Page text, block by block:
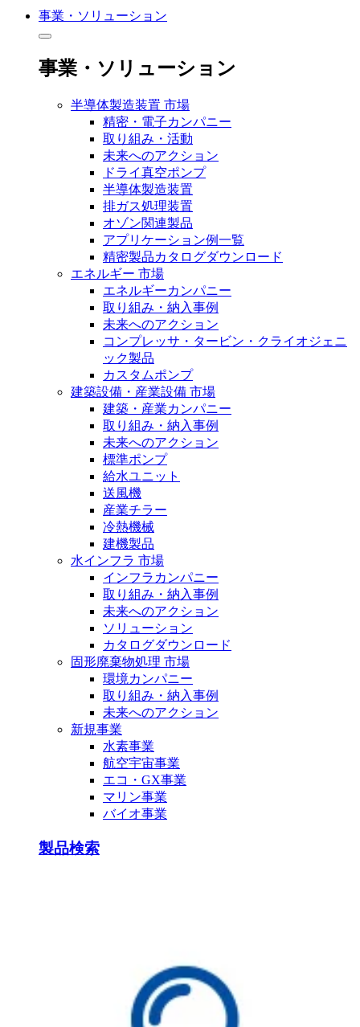
事業・ソリューション
事業・ソリューション
半導体製造装置 市場
精密・電子カンパニー
取り組み・活動
未来へのアクション
ドライ真空ポンプ
半導体製造装置
排ガス処理装置
オゾン関連製品
アプリケーション例一覧
精密製品カタログダウンロード
エネルギー 市場
エネルギーカンパニー
取り組み・納入事例
未来へのアクション
コンプレッサ・タービン・クライオジェニ
ック製品
カスタムポンプ
建築設備・産業設備 市場
建築・産業カンパニー
取り組み・納入事例
未来へのアクション
標準ポンプ
給水ユニット
送風機
産業チラー
冷熱機械
建機製品
水インフラ 市場
インフラカンパニー
取り組み・納入事例
未来へのアクション
ソリューション
カタログダウンロード
固形廃棄物処理 市場
環境カンパニー
取り組み・納入事例
未来へのアクション
新規事業
水素事業
航空宇宙事業
エコ・GX事業
マリン事業
バイオ事業
製品検索